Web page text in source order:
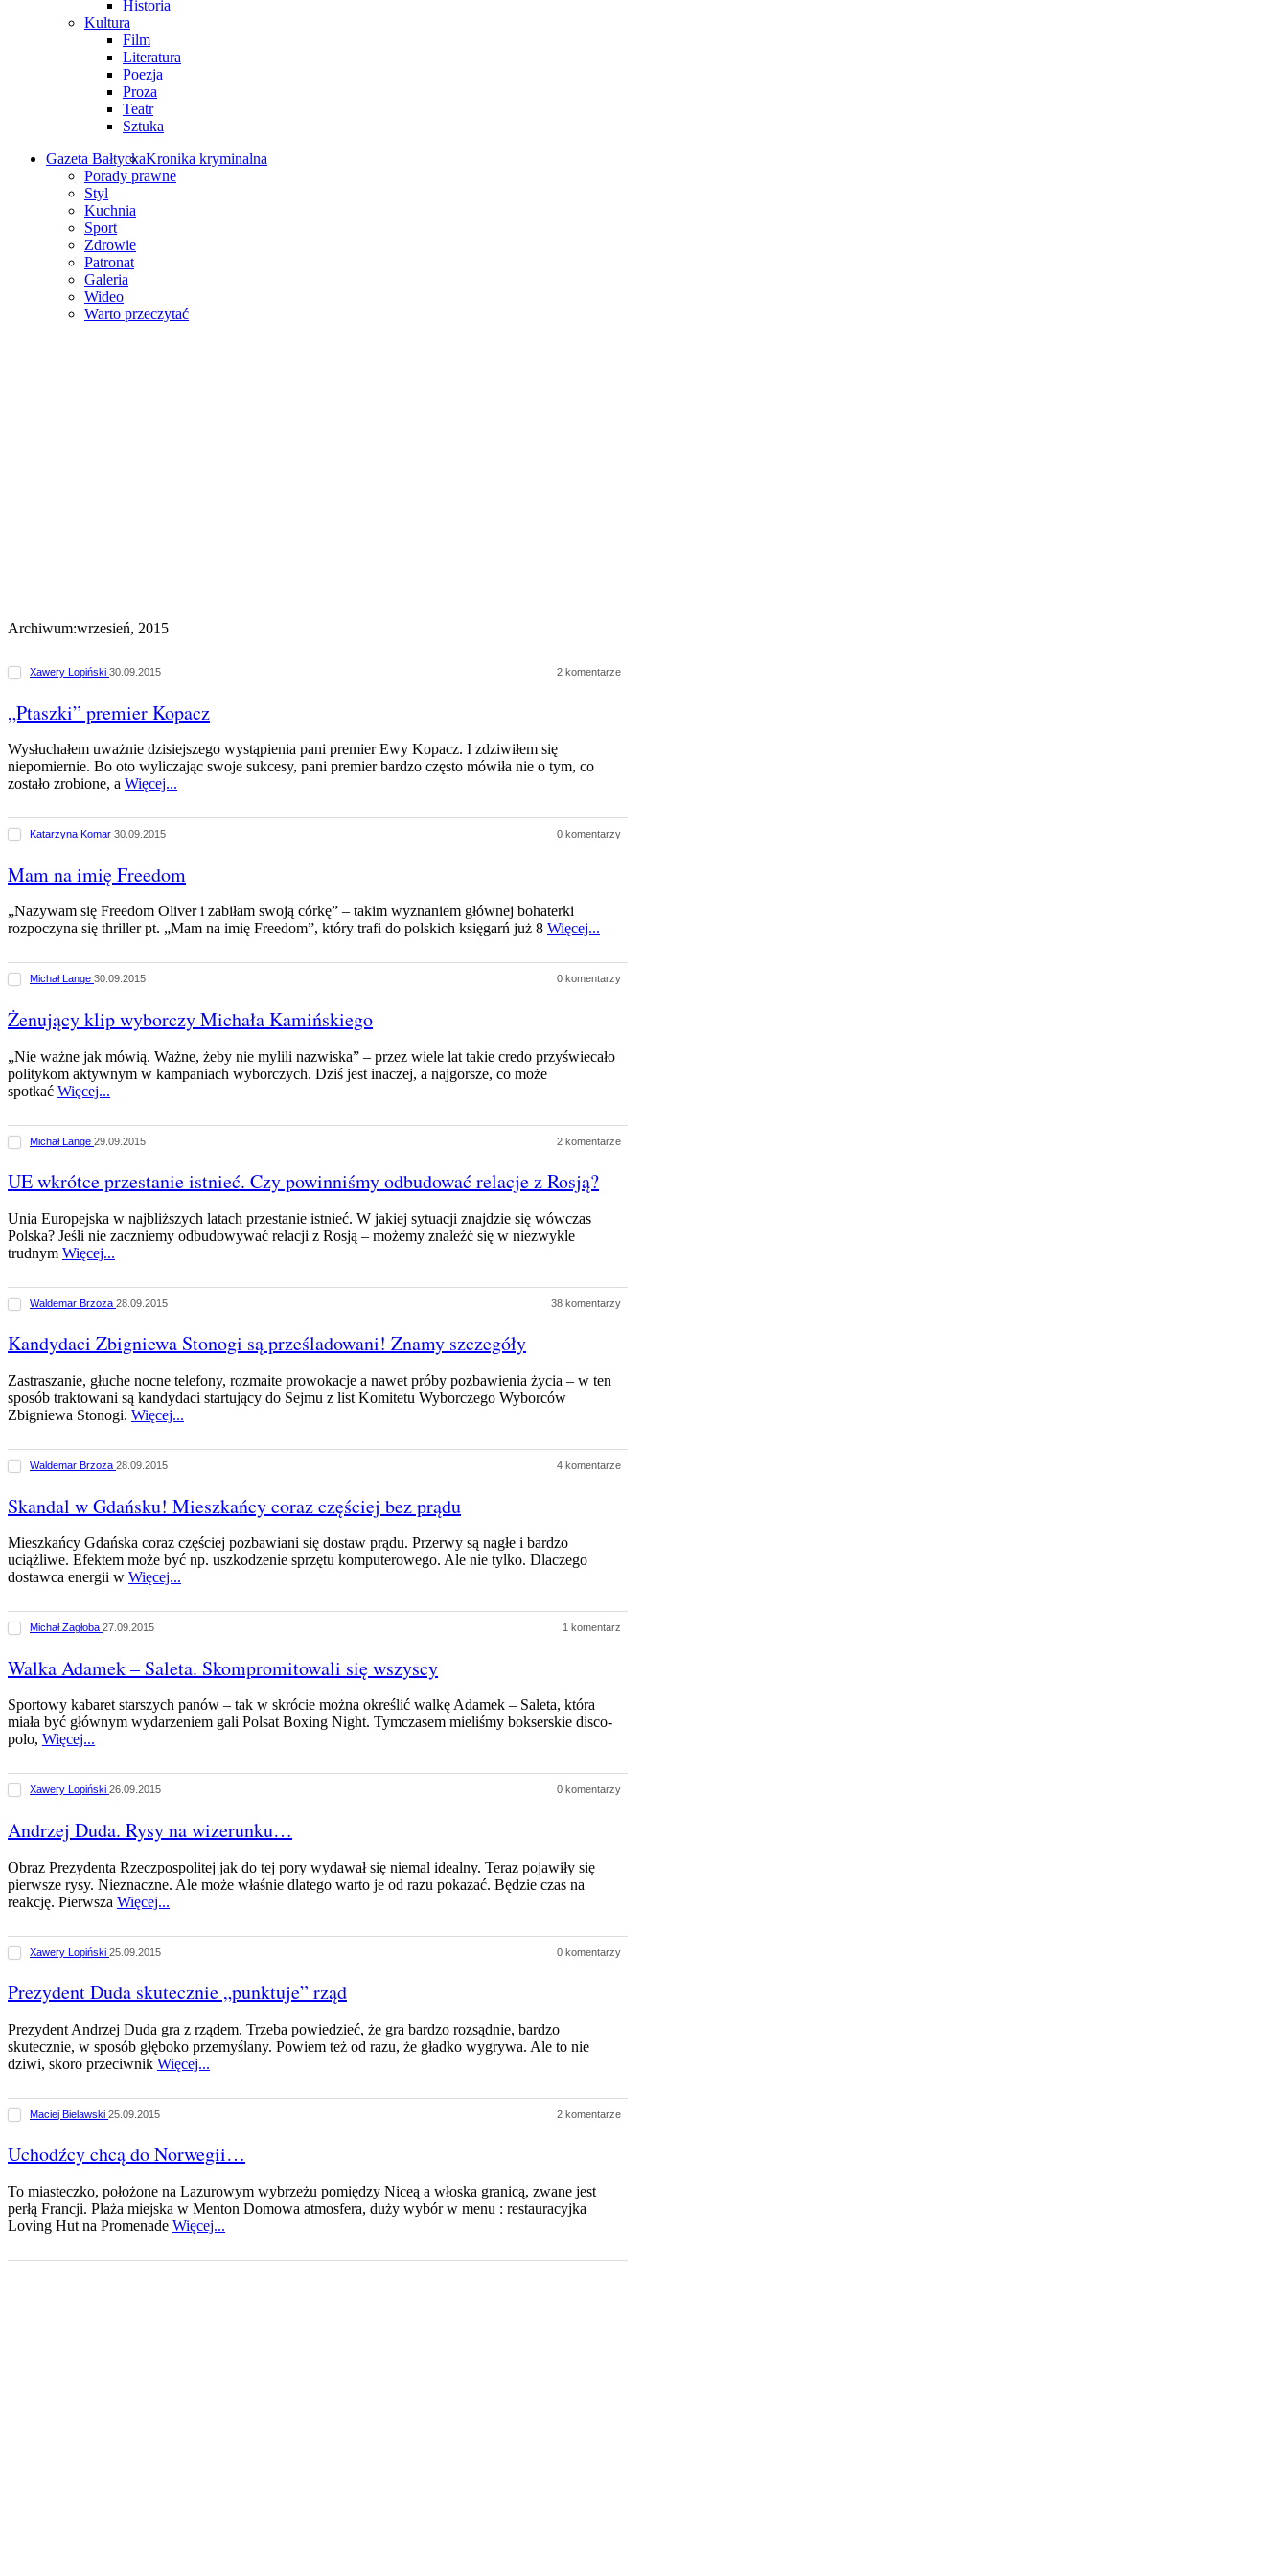
Historia
Kultura
Film
Literatura
Poezja
Proza
Teatr
Sztuka
Gazeta BałtyckaKronika kryminalna
Porady prawne
Styl
Kuchnia
Sport
Zdrowie
Patronat
Galeria
Wideo
Warto przeczytać
Archiwum:wrzesień, 2015
Xawery Lopiński 30.09.2015 2 komentarze
„Ptaszki” premier Kopacz
Wysłuchałem uważnie dzisiejszego wystąpienia pani premier Ewy Kopacz. I zdziwiłem się
niepomiernie. Bo oto wyliczając swoje sukcesy, pani premier bardzo często mówiła nie o tym, co
zostało zrobione, a Więcej...
Katarzyna Komar 30.09.2015 0 komentarzy
Mam na imię Freedom
„Nazywam się Freedom Oliver i zabiłam swoją córkę” – takim wyznaniem głównej bohaterki
rozpoczyna się thriller pt. „Mam na imię Freedom”, który trafi do polskich księgarń już 8 Więcej...
Michał Lange 30.09.2015 0 komentarzy
Żenujący klip wyborczy Michała Kamińskiego
„Nie ważne jak mówią. Ważne, żeby nie mylili nazwiska” – przez wiele lat takie credo przyświecało
politykom aktywnym w kampaniach wyborczych. Dziś jest inaczej, a najgorsze, co może
spotkać Więcej...
Michał Lange 29.09.2015 2 komentarze
UE wkrótce przestanie istnieć. Czy powinniśmy odbudować relacje z Rosją?
Unia Europejska w najbliższych latach przestanie istnieć. W jakiej sytuacji znajdzie się wówczas
Polska? Jeśli nie zaczniemy odbudowywać relacji z Rosją – możemy znaleźć się w niezwykle
trudnym Więcej...
Waldemar Brzoza 28.09.2015 38 komentarzy
Kandydaci Zbigniewa Stonogi są prześladowani! Znamy szczegóły
Zastraszanie, głuche nocne telefony, rozmaite prowokacje a nawet próby pozbawienia życia – w ten
sposób traktowani są kandydaci startujący do Sejmu z list Komitetu Wyborczego Wyborców
Zbigniewa Stonogi. Więcej...
Waldemar Brzoza 28.09.2015 4 komentarze
Skandal w Gdańsku! Mieszkańcy coraz częściej bez prądu
Mieszkańcy Gdańska coraz częściej pozbawiani się dostaw prądu. Przerwy są nagłe i bardzo
uciążliwe. Efektem może być np. uszkodzenie sprzętu komputerowego. Ale nie tylko. Dlaczego
dostawca energii w Więcej...
Michał Zagłoba 27.09.2015 1 komentarz
Walka Adamek – Saleta. Skompromitowali się wszyscy
Sportowy kabaret starszych panów – tak w skrócie można określić walkę Adamek – Saleta, która
miała być głównym wydarzeniem gali Polsat Boxing Night. Tymczasem mieliśmy bokserskie disco-
polo, Więcej...
Xawery Lopiński 26.09.2015 0 komentarzy
Andrzej Duda. Rysy na wizerunku…
Obraz Prezydenta Rzeczpospolitej jak do tej pory wydawał się niemal idealny. Teraz pojawiły się
pierwsze rysy. Nieznaczne. Ale może właśnie dlatego warto je od razu pokazać. Będzie czas na
reakcję. Pierwsza Więcej...
Xawery Lopiński 25.09.2015 0 komentarzy
Prezydent Duda skutecznie „punktuje” rząd
Prezydent Andrzej Duda gra z rządem. Trzeba powiedzieć, że gra bardzo rozsądnie, bardzo
skutecznie, w sposób głęboko przemyślany. Powiem też od razu, że gładko wygrywa. Ale to nie
dziwi, skoro przeciwnik Więcej...
Maciej Bielawski 25.09.2015 2 komentarze
Uchodźcy chcą do Norwegii…
To miasteczko, położone na Lazurowym wybrzeżu pomiędzy Niceą a włoska granicą, zwane jest
perłą Francji. Plaża miejska w Menton Domowa atmosfera, duży wybór w menu : restauracyjka
Loving Hut na Promenade Więcej...